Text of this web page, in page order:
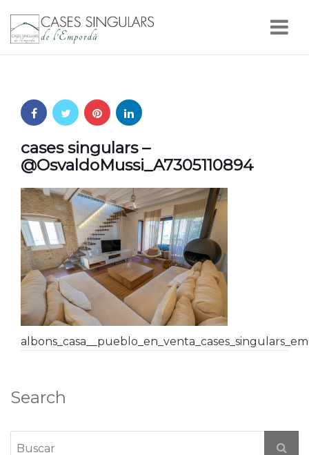
cases singulars –
@OsvaldoMussi_A7305110894
Search